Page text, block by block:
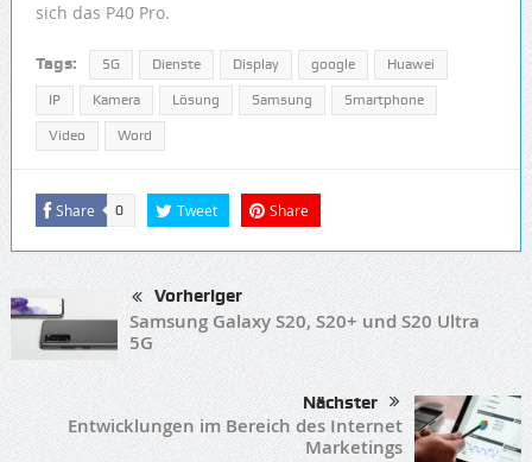
sich das P40 Pro.
Tags: 5G Dienste Display google Huawei
IP Kamera Lösung Samsung Smartphone
Video Word
Share 0 Tweet Share
Vorheriger
Samsung Galaxy S20, S20+ und S20 Ultra
5G
Nächster
Entwicklungen im Bereich des Internet
Marketings